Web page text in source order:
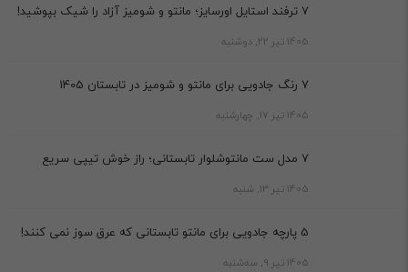
7 ترفند استایل اورسایز؛ مانتو و شومیز آزاد را شیک بپوشید!
1405 تیر 22, دوشنبه
7 رنگ جادویی برای مانتو و شومیز در تابستان 1405
1405 تیر 17, چهارشنبه
7 مدل ست مانتوشلوار تابستانی؛ راز خوش تیپی سریع
1405 تیر 13, شنبه
5 پارچه جادویی برای مانتو تابستانی که عرق سوز نمی کنند!
1405 تیر 9, سه‌شنبه